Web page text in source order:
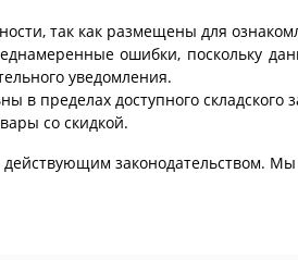
так как размещены для
ошибки, поскольку
уведомления.
в пределах доступного складского
со скидкой.
действующим законодательством.